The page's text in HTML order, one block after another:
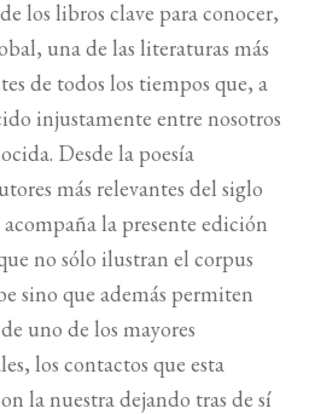
los libros clave para conocer,
una de las literaturas más
de todos los tiempos que, a
injustamente entre nosotros
Desde la poesía
más relevantes del siglo
la presente edición
no sólo ilustran el corpus
sino que además permiten
uno de los mayores
los contactos que esta
la nuestra dejando tras de sí